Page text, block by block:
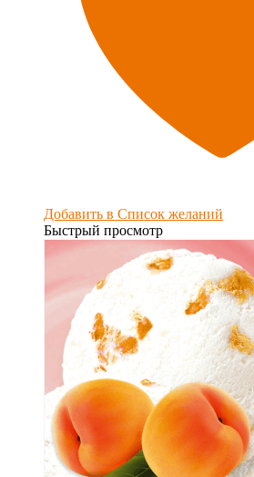
Добавить в Список желаний
Быстрый просмотр